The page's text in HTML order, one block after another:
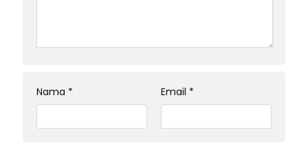
Nama * Email *